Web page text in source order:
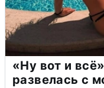
«Ну вот и
развелась с